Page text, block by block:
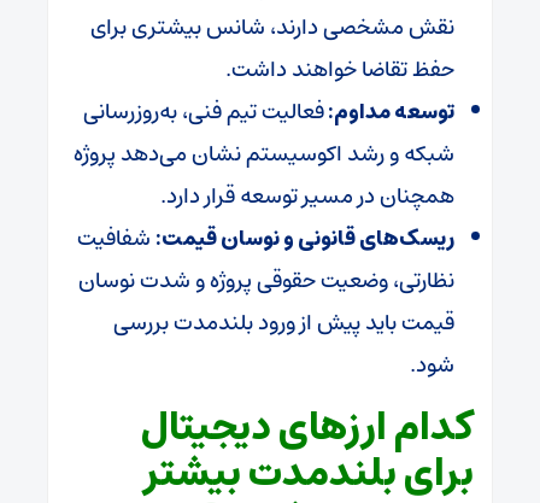
نقش مشخصی دارند، شانس بیشتری برای
حفظ تقاضا خواهند داشت.
توسعه مداوم:فعالیت تیم فنی، به‌روزرسانی
شبکه و رشد اکوسیستم نشان می‌دهد پروژه
همچنان در مسیر توسعه قرار دارد.
ریسک‌های قانونی و نوسان قیمت:شفافیت
نظارتی، وضعیت حقوقی پروژه و شدت نوسان
قیمت باید پیش از ورود بلندمدت بررسی
شود.
کدام ارزهای دیجیتال
برای بلندمدت بیشتر